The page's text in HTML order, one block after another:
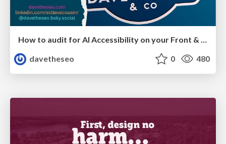
How to audit for AI Accessibility on your Front & Back End
davetheseo
0 480